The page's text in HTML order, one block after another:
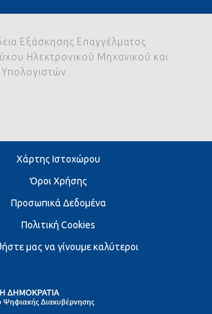
Εξάσκησης Επαγγέλματος
Ηλεκτρονικού Μηχανικού και
Χάρτης Ιστοχώρου
Όροι Χρήσης
Προσωπικά Δεδομένα
Πολιτική Cookies
μας να γίνουμε καλύτεροι